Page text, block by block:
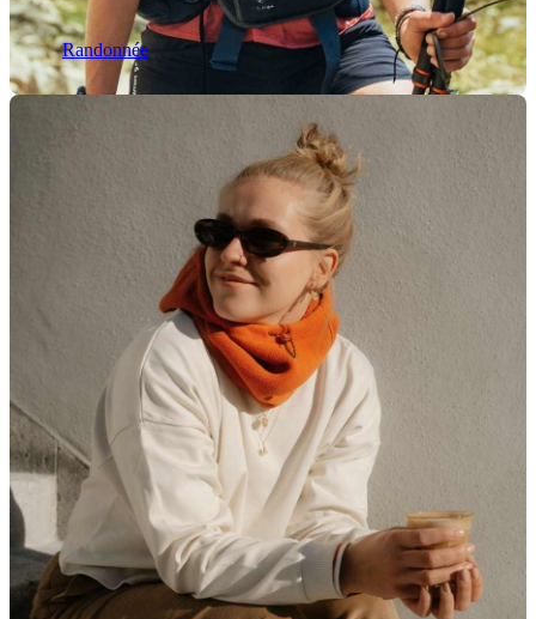
Randonnée